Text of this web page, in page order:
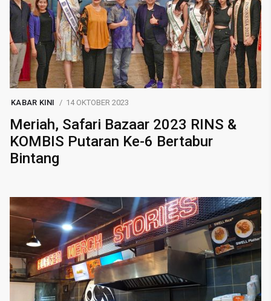
KABAR KINI 14 OKTOBER 2023
Meriah, Safari Bazaar 2023 RINS &
KOMBIS Putaran Ke-6 Bertabur
Bintang